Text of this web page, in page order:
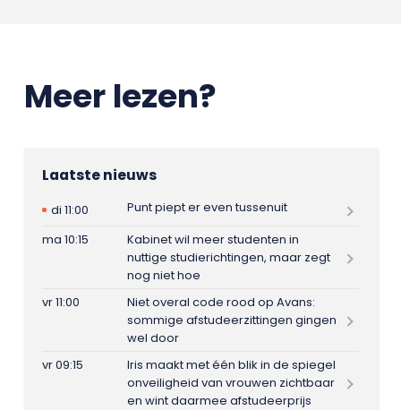
Meer lezen?
Laatste nieuws
di 11:00
Punt piept er even tussenuit
ma 10:15
Kabinet wil meer studenten in
nuttige studierichtingen, maar zegt
nog niet hoe
vr 11:00
Niet overal code rood op Avans:
sommige afstudeerzittingen gingen
wel door
vr 09:15
Iris maakt met één blik in de spiegel
onveiligheid van vrouwen zichtbaar
en wint daarmee afstudeerprijs